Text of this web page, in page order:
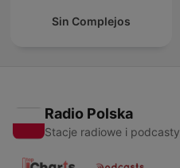
Sin Complejos
Radio Polska
Stacje radiowe i podcasty